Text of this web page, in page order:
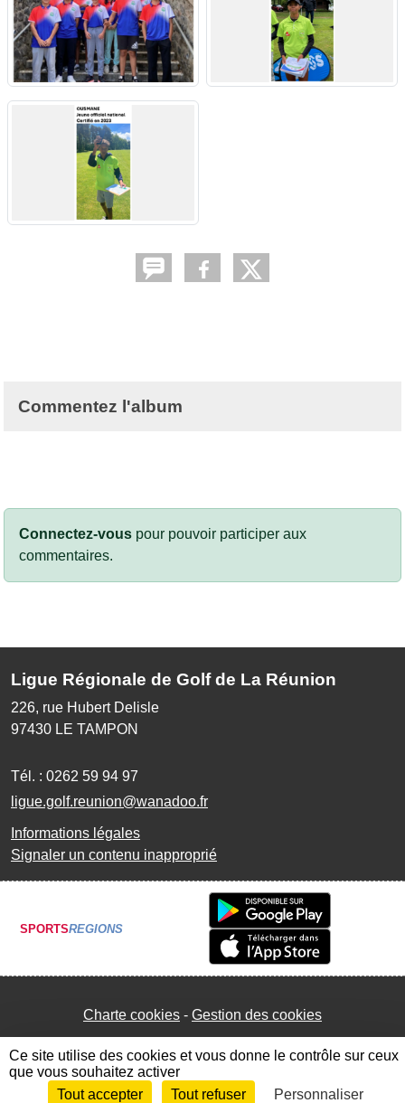
Commentez l'album
Connectez-vous pour pouvoir participer aux
commentaires.
Ligue Régionale de Golf de La Réunion
226, rue Hubert Delisle
97430 LE TAMPON
Tél. : 0262 59 94 97
ligue.golf.reunion@wanadoo.fr
Informations légales
Signaler un contenu inapproprié
SPORTSREGIONS
Charte cookies Gestion des cookies
Envie de participer ? Connexion
Ce site utilise des cookies et vous donne le contrôle sur ceux
que vous souhaitez activer
Tout accepter
Tout refuser Personnaliser